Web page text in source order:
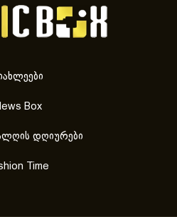
Box
დღიურები
Time